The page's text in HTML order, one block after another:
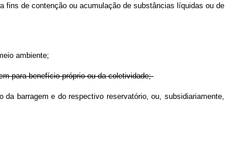
fins de contenção ou acumulação de substâncias líquidas ou de
ambiente;
para benefício próprio ou da coletividade;
barragem e do respectivo reservatório, ou, subsidiariamente,